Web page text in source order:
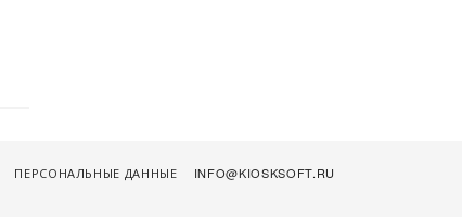
ПЕРСОНАЛЬНЫЕ ДАННЫЕ INFO@KIOSKSOFT.RU